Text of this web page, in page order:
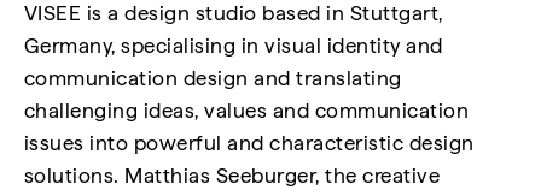
VISEE is a design studio based in Stuttgart,
Germany, specialising in visual identity and
communication design and translating
challenging ideas, values and communication
issues into powerful and characteristic design
solutions. Matthias Seeburger, the creative